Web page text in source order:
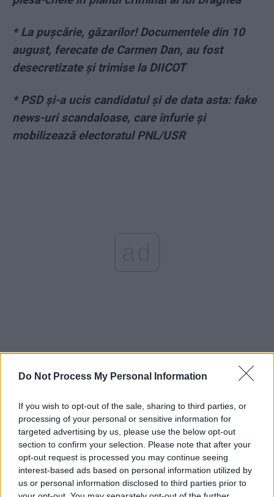
Do Not Process My Personal Information
If you wish to opt-out of the sale, sharing to third parties, or
processing of your personal or sensitive information for
targeted advertising by us, please use the below opt-out
section to confirm your selection. Please note that after your
opt-out request is processed you may continue seeing
interest-based ads based on personal information utilized by
us or personal information disclosed to third parties prior to
*La pușcărie, găzarilor! Documentele din 10
august, ferecate de Carmen Dan, au fost
desecretizate şi trimise la DIICOT
*PSD și-a ucis candidatul și de data asta: fake
news-uri scandaloase, care înfurie și
mobilizează electoratul PNL/USR
*Rezultate finale pentru primul tur: câte voturi
3 în fiecare județ
*Nu scapă nici sluga borfașilor! Guvernul
Orban îl „ievaluează” pe Tudorel Toader și-l
retrage din Comisia de la Veneția